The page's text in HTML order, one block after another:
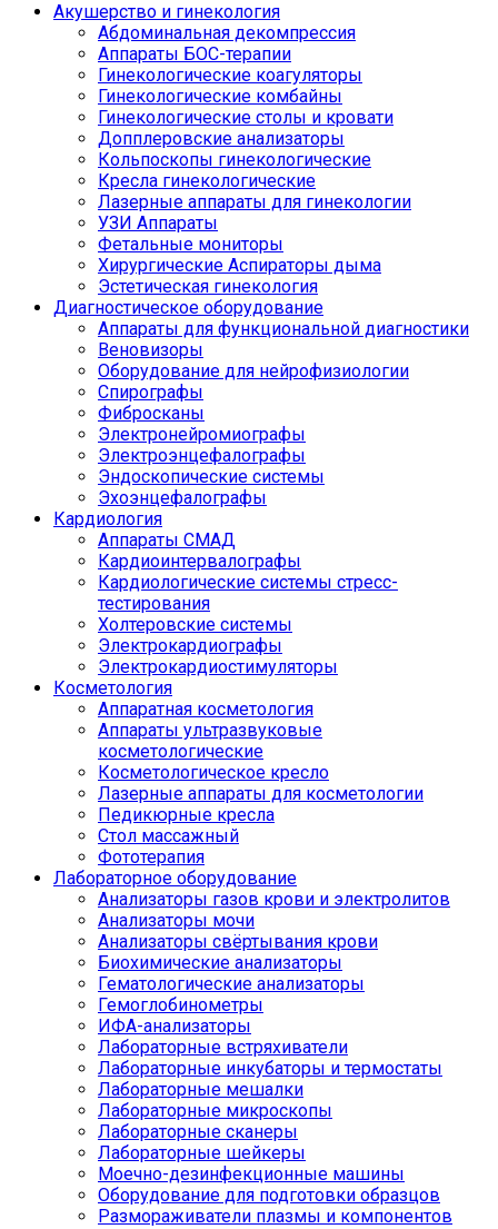
Акушерство и гинекология
Абдоминальная декомпрессия
Аппараты БОС-терапии
Гинекологические коагуляторы
Гинекологические комбайны
Гинекологические столы и кровати
Допплеровские анализаторы
Кольпоскопы гинекологические
Кресла гинекологические
Лазерные аппараты для гинекологии
УЗИ Аппараты
Фетальные мониторы
Хирургические Аспираторы дыма
Эстетическая гинекология
Диагностическое оборудование
Аппараты для функциональной диагностики
Веновизоры
Оборудование для нейрофизиологии
Спирографы
Фибросканы
Электронейромиографы
Электроэнцефалографы
Эндоскопические системы
Эхоэнцефалографы
Кардиология
Аппараты СМАД
Кардиоинтервалографы
Кардиологические системы стресс-
тестирования
Холтеровские системы
Электрокардиографы
Электрокардиостимуляторы
Косметология
Аппаратная косметология
Аппараты ультразвуковые
косметологические
Косметологическое кресло
Лазерные аппараты для косметологии
Педикюрные кресла
Стол массажный
Фототерапия
Лабораторное оборудование
Анализаторы газов крови и электролитов
Анализаторы мочи
Анализаторы свёртывания крови
Биохимические анализаторы
Гематологические анализаторы
Гемоглобинометры
ИФА-анализаторы
Лабораторные встряхиватели
Лабораторные инкубаторы и термостаты
Лабораторные мешалки
Лабораторные микроскопы
Лабораторные сканеры
Лабораторные шейкеры
Моечно-дезинфекционные машины
Оборудование для подготовки образцов
Размораживатели плазмы и компонентов